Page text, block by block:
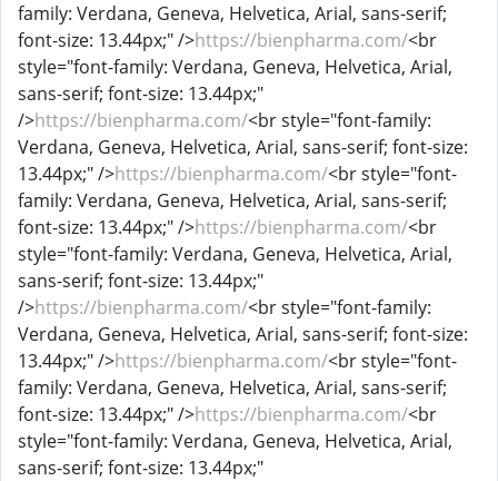
family: Verdana, Geneva, Helvetica, Arial, sans-serif;
font-size: 13.44px;" />https://bienpharma.com/<br
style="font-family: Verdana, Geneva, Helvetica, Arial,
sans-serif; font-size: 13.44px;"
/>https://bienpharma.com/<br style="font-family:
Verdana, Geneva, Helvetica, Arial, sans-serif; font-size:
13.44px;" />https://bienpharma.com/<br style="font-
family: Verdana, Geneva, Helvetica, Arial, sans-serif;
font-size: 13.44px;" />https://bienpharma.com/<br
style="font-family: Verdana, Geneva, Helvetica, Arial,
sans-serif; font-size: 13.44px;"
/>https://bienpharma.com/<br style="font-family:
Verdana, Geneva, Helvetica, Arial, sans-serif; font-size:
13.44px;" />https://bienpharma.com/<br style="font-
family: Verdana, Geneva, Helvetica, Arial, sans-serif;
font-size: 13.44px;" />https://bienpharma.com/<br
style="font-family: Verdana, Geneva, Helvetica, Arial,
sans-serif; font-size: 13.44px;"